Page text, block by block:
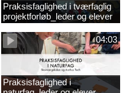
Praksisfaglighed i tværfaglig
projektforløb_leder og elever
04:03
Praksisfaglighed i